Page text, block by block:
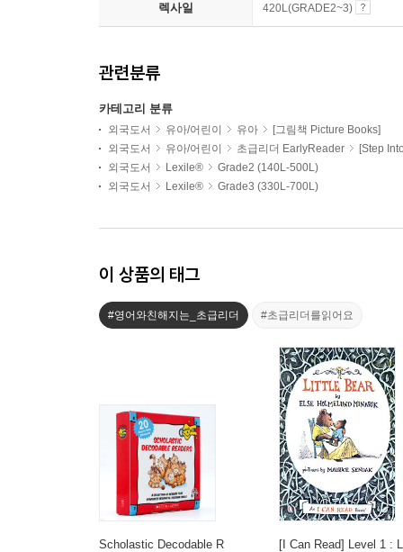
렉사일 420L(GRADE2~3)
관련분류
카테고리 분류
외국도서 유아/어린이 유아
[그림책 Picture Books]
외국도서
유아/어린이 초급리더 EarlyReader
[Step
외국도서
Lexile®
Grade2 (140L-500L)
외국도서
Lexile® Grade3 (330L-700L)
이 상품의 태그
#영어와친해지는_초급리더 #초급리더를읽어요
Scholastic Decodable R
[I Can Read] Level 1 : L